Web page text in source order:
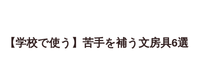
【学校で使う】苦手を補う文房具6選